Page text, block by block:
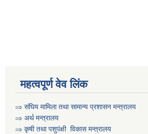
महत्वपूर्ण वेव लिंक
⇒ संघिय मामिला तथा सामान्य प्रशासन मन्त्रालय
⇒ अर्थ मन्त्रालय
⇒ कृषी तथा पशुप‌ंक्षी विकास मन्त्रालय